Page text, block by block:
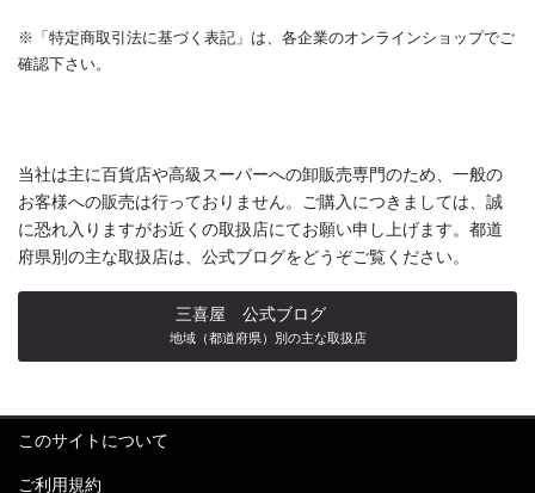
※「特定商取引法に基づく表記」は、各企業のオンラインショップでご
確認下さい。
当社は主に百貨店や高級スーパーへの卸販売専門のため、一般の
お客様への販売は行っておりません。ご購入につきましては、誠
に恐れ入りますがお近くの取扱店にてお願い申し上げます。都道
府県別の主な取扱店は、公式ブログをどうぞご覧ください。
三喜屋 公式ブログ
地域（都道府県）別の主な取扱店
このサイトについて
ご利用規約